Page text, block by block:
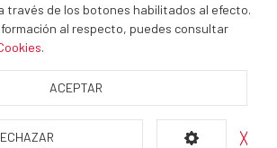
Instagram
técnicos.Todos los derechos reservados.
través de los botones habilitados al efecto.
al respecto, puedes consultar
.
ACEPTAR
╳